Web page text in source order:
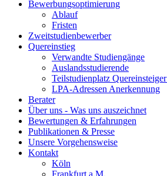
Bewerbungsoptimierung
Ablauf
Fristen
Zweitstudienbewerber
Quereinstieg
Verwandte Studiengänge
Auslandsstudierende
Teilstudienplatz
LPA-Adressen Anerkennung
Berater
Über uns - Was uns auszeichnet
Bewertungen & Erfahrungen
Publikationen & Presse
Unsere Vorgehensweise
Kontakt
Köln
Frankfurt a.M.